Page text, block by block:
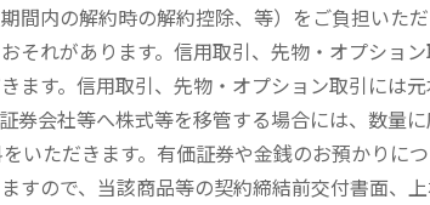
間内の解約時の解約控除、等）をご負担いた
それがあります。信用取引、先物・オプショ
ます。信用取引、先物・オプション取引には
券会社等へ株式等を移管する場合には、数量
いただきます。有価証券や金銭のお預かりに
すので、当該商品等の契約締結前交付書面、